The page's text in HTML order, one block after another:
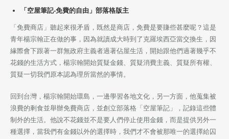
「空屋筆記-免費的自由」部落格版主
「免費商店」聽起來很矛盾，既然是商店，免費是要賺些甚麼呢？這是
青年楊宗翰正在做的事，因為就讀成大時到了克羅埃西亞當交換生，因
緣際會下跟著一群無政府主義者過著佔屋生活，開始跟他們過著幾乎不
花錢的生活方式，楊宗翰開始質疑金錢、質疑消費主義、質疑所有權、
質疑一切我們原本認為理所當然的事情。
回到台灣，楊宗翰開始環島，一邊學習各地文化，另一方面，他蒐集被
浪費的剩食並舉辦免費商­店，並創立部落格「空屋筆記」，記錄這些體
制外的生活。他說不花錢並不是要人們停止使用金錢，而是提供另外一
種選擇，當我們有金錢以外的選擇時，我們才不會被那唯一的選擇給囚